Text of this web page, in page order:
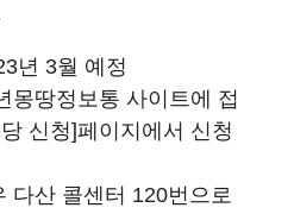
년 3월 예정
몽땅정보통 사이트에 접
신청]페이지에서 신청
다산 콜센터 120번으로